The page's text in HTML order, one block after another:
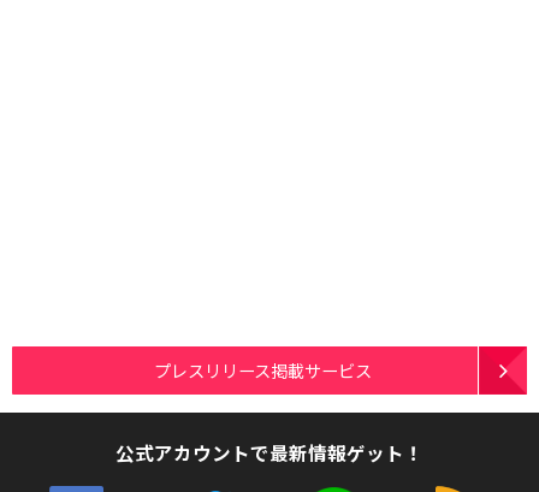
プレスリリース掲載サービス
公式アカウントで最新情報ゲット！